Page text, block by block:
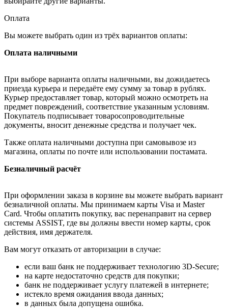
Оплата
Вы можете выбрать один из трёх вариантов оплаты:
Оплата наличными
При выборе варианта оплаты наличными, вы дожидаетесь
приезда курьера и передаёте ему сумму за товар в рублях.
Курьер предоставляет товар, который можно осмотреть на
предмет повреждений, соответствие указанным условиям.
Покупатель подписывает товаросопроводительные
документы, вносит денежные средства и получает чек.
Также оплата наличными доступна при самовывозе из
магазина, оплаты по почте или использовании постамата.
Безналичный расчёт
При оформлении заказа в корзине вы можете выбрать вариант
безналичной оплаты. Мы принимаем карты Visa и Master
Card. Чтобы оплатить покупку, вас перенаправит на сервер
системы ASSIST, где вы должны ввести номер карты, срок
действия, имя держателя.
Вам могут отказать от авторизации в случае:
если ваш банк не поддерживает технологию 3D-Secure;
на карте недостаточно средств для покупки;
банк не поддерживает услугу платежей в интернете;
истекло время ожидания ввода данных;
в данных была допущена ошибка.